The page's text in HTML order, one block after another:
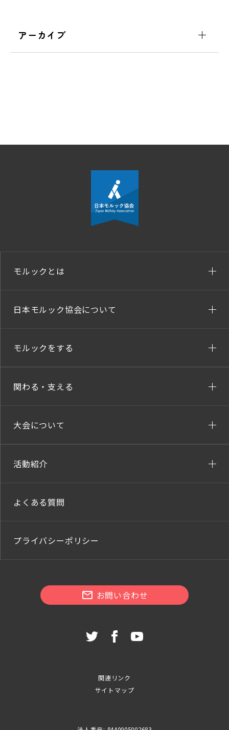
アーカイブ
モルックとは
日本モルック協会について
モルックをする
関わる・支える
大会について
活動紹介
よくある質問
プライバシーポリシー
お問い合わせ
関連リンク
サイトマップ